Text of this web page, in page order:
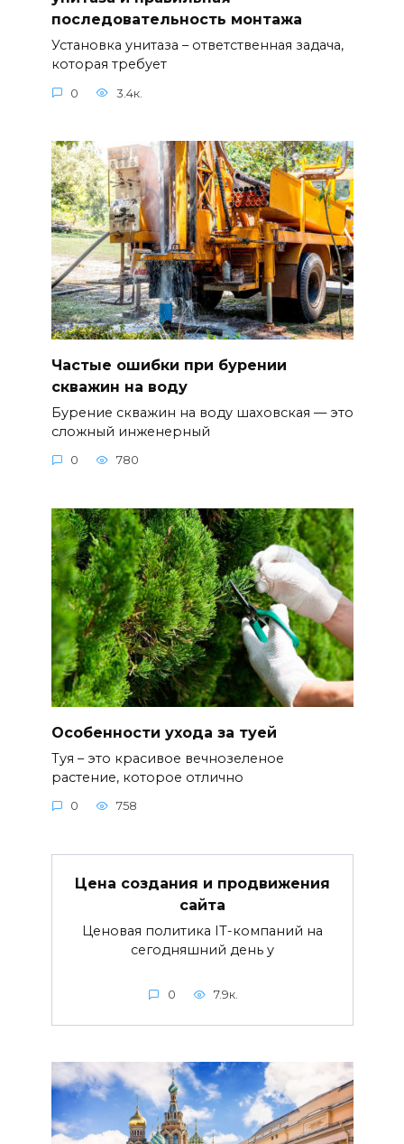
последовательность монтажа
Установка унитаза – ответственная задача,
которая требует
0 3.4к.
Частые ошибки при бурении
скважин на воду
Бурение скважин на воду шаховская — это
сложный инженерный
0 780
Особенности ухода за туей
Туя – это красивое вечнозеленое
растение, которое отлично
0 758
Цена создания и продвижения
сайта
Ценовая политика IT-компаний на
сегодняшний день у
0 7.9к.